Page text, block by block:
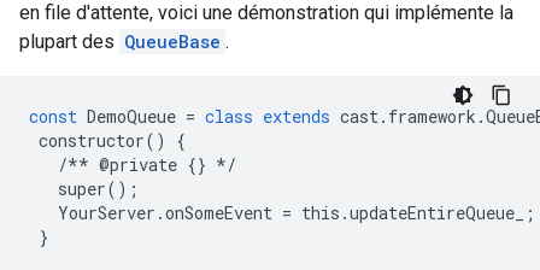
en file d'attente, voici une démonstration qui implémente la
plupart des QueueBase .
const DemoQueue = class extends cast. framework .
constructor()
{
/** @private {} */
super();
YourServer .onSomeEvent = this .updateEntireQueue_
;
}